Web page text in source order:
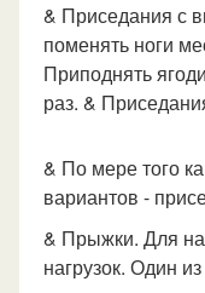
& Приседания с
поменять ноги
Приподнять
раз. &
& По мере того
вариантов -
& Прыжки. Для
нагрузок. Один